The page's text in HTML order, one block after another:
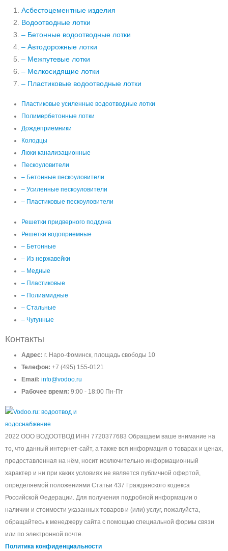
Асбестоцементные изделия
Водоотводные лотки
– Бетонные водоотводные лотки
– Автодорожные лотки
– Межпутевые лотки
– Мелкосидящие лотки
– Пластиковые водоотводные лотки
Пластиковые усиленные водоотводные лотки
Полимербетонные лотки
Дождеприемники
Колодцы
Люки канализационные
Пескоуловители
– Бетонные пескоуловители
– Усиленные пескоуловители
– Пластиковые пескоуловители
Решетки придверного поддона
Решетки водоприемные
– Бетонные
– Из нержавейки
– Медные
– Пластиковые
– Полиамидные
– Стальные
– Чугунные
Контакты
Адрес: г. Наро-Фоминск, площадь свободы 10
Телефон: +7 (495) 155-0121
Email: info@vodoo.ru
Рабочее время: 9:00 - 18:00 Пн-Пт
2022 ООО ВОДООТВОД ИНН 7720377683 Обращаем ваше внимание на
то, что данный интернет-сайт, а также вся информация о товарах и ценах,
предоставленная на нём, носит исключительно информационный
характер и ни при каких условиях не является публичной офертой,
определяемой положениями Статьи 437 Гражданского кодекса
Российской Федерации. Для получения подробной информации о
наличии и стоимости указанных товаров и (или) услуг, пожалуйста,
обращайтесь к менеджеру сайта с помощью специальной формы связи
или по электронной почте.
Политика конфиденциальности